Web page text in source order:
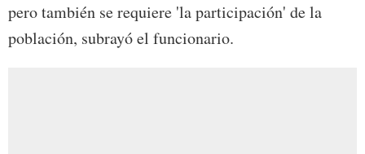
pero también se requiere 'la participación' de la
población, subrayó el funcionario.